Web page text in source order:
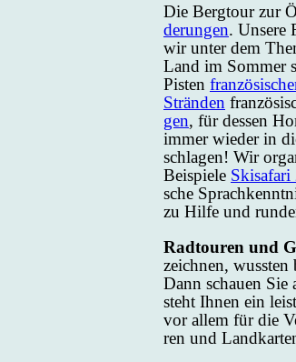
Die Berg­tour zur
de­run­gen. Un­se­re
wir un­ter dem
Land im Som­mer
Pis­ten
Strän­den
gen, für des­sen
im­mer wie­der in
schla­gen! Wir
Bei­spie­le Ski­sa­fa­ri
sche
zu Hil­fe und
Rad­tou­ren und
zeich­nen,
Dann schau­en Sie
steht Ih­nen ein
vor al­lem für die
ren und